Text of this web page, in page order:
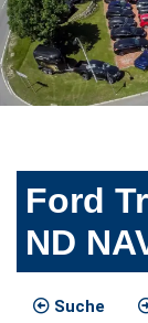
Ford
ND
Suche